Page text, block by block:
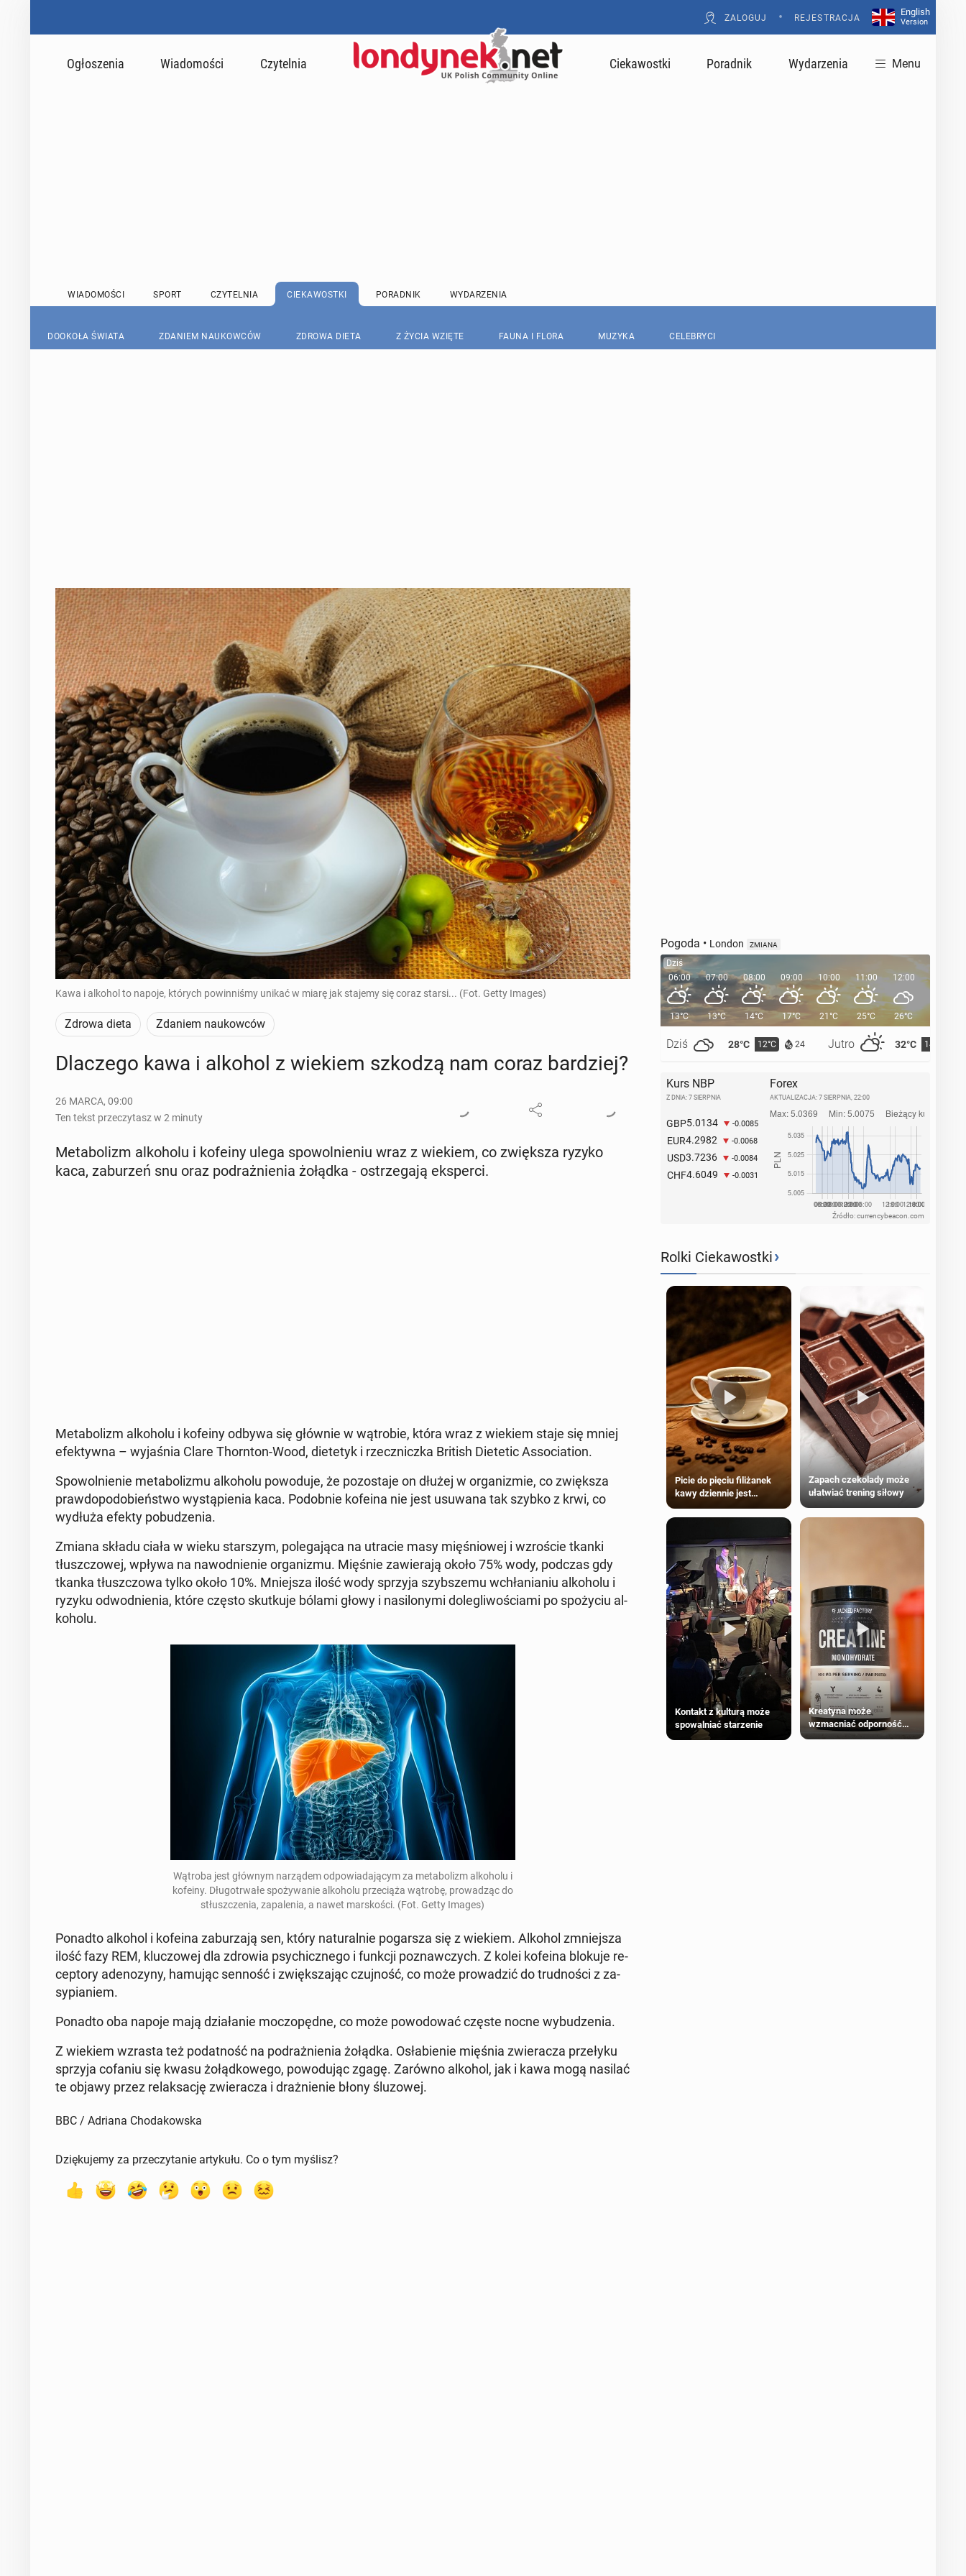
ZALOGUJ • REJESTRACJA
English
Version
Ogłoszenia Wiadomości Czytelnia Ciekawostki Poradnik Wydarzenia Menu
WIADOMOŚCI SPORT CZYTELNIA CIEKAWOSTKI PORADNIK WYDARZENIA
DOOKOŁA ŚWIATA ZDANIEM NAUKOWCÓW ZDROWA DIETA Z ŻYCIA WZIĘTE FAUNA I FLORA MUZYKA CELEBRYCI
Kawa i alkohol to napoje, których powinniśmy unikać w miarę jak stajemy się coraz starsi... (Fot. Getty Images)
Zdrowa dieta Zdaniem naukowców
Dla­cze­go kawa i alkohol z wiekiem szkodzą nam coraz bar­dziej?
26 MARCA, 09:00
Ten tekst przeczytasz w 2 minuty
Me­ta­bo­lizm al­ko­ho­lu i kofeiny ulega spo­wol­nie­niu wraz z wiekiem, co zwięk­sza ryzyko
kaca, za­bu­rzeń snu oraz po­draż­nie­nia żołądka - ostrze­ga­ją eks­per­ci.
Me­ta­bo­lizm al­ko­ho­lu i kofeiny odbywa się głównie w wą­tro­bie, która wraz z wiekiem staje się mniej
efek­tyw­na – wy­ja­śnia Clare Thorn­ton-Wood, die­te­tyk i rzecz­nicz­ka British Die­te­tic As­so­cia­tion.
Spo­wol­nie­nie me­ta­bo­li­zmu al­ko­ho­lu po­wo­du­je, że po­zo­sta­je on dłużej w or­ga­ni­zmie, co zwięk­sza
praw­do­po­do­bień­stwo wy­stą­pie­nia kaca. Po­dob­nie kofeina nie jest usuwana tak szybko z krwi, co
wydłuża efekty po­bu­dze­nia.
Zmiana składu ciała w wieku star­szym, po­le­ga­ją­ca na utracie masy mię­śnio­wej i wzro­ście tkanki
tłusz­czo­wej, wpływa na na­wod­nie­nie or­ga­ni­zmu. Mięśnie za­wie­ra­ją około 75% wody, podczas gdy
tkanka tłusz­czo­wa tylko około 10%. Mniej­sza ilość wody sprzyja szyb­sze­mu wchła­nia­niu al­ko­ho­lu i
ryzyku od­wod­nie­nia, które często skut­ku­je bólami głowy i na­si­lo­ny­mi do­le­gli­wo­ścia­mi po spo­ży­ciu al­
ko­ho­lu.
Wątroba jest głównym na­rzą­dem od­po­wia­da­ją­cym za me­ta­bo­lizm al­ko­ho­lu i
kofeiny. Dłu­go­trwa­łe spo­ży­wa­nie al­ko­ho­lu prze­cią­ża wątrobę, pro­wa­dząc do
stłusz­cze­nia, za­pa­le­nia, a nawet mar­sko­ści. (Fot. Getty Images)
Ponadto alkohol i kofeina za­bu­rza­ją sen, który na­tu­ral­nie po­gar­sza się z wiekiem. Alkohol zmniej­sza
ilość fazy REM, klu­czo­wej dla zdrowia psy­chicz­ne­go i funkcji po­znaw­czych. Z kolei kofeina blokuje re­
cep­to­ry ade­no­zy­ny, hamując senność i zwięk­sza­jąc czuj­ność, co może pro­wa­dzić do trud­no­ści z za­
sy­pia­niem.
Ponadto oba napoje mają dzia­ła­nie mo­czo­pęd­ne, co może po­wo­do­wać częste nocne wy­bu­dze­nia.
Z wiekiem wzrasta też po­dat­ność na po­draż­nie­nia żołądka. Osła­bie­nie mięśnia zwie­ra­cza prze­ły­ku
sprzyja cofaniu się kwasu żo­łąd­ko­we­go, po­wo­du­jąc zgagę. Zarówno alkohol, jak i kawa mogą nasilać
te objawy przez re­lak­sa­cję zwie­ra­cza i draż­nie­nie błony ślu­zo­wej.
BBC / Adriana Chodakowska
Dziękujemy za przeczytanie artykułu. Co o tym myślisz?
Pogoda • London ZMIANA
Dziś
06:00
13°C
Dziś 28°C 12°C 24 Jutro 32°C 14°C
07:00
13°C
08:00
14°C
09:00
17°C
10:00
21°C
11:00
25°C
12:00
26°C
13:00
Kurs NBP
Z DNIA: 7 SIERPNIA
GBP5.0134 -0.0085
EUR4.2982 -0.0068
USD3.7236 -0.0084
CHF4.6049 -0.0031
Forex
AKTUALIZACJA: 7 SIERPNIA, 22:00
Źródło: currencybeacon.com
Rolki Ciekawostki›
Picie do pięciu filiżanek
kawy dziennie jest
większości dorosłych
Zapach czekolady może
ułatwiać trening siłowy
Kontakt z kulturą może
spowalniać starzenie
Kreatyna może
wzmacniać odporność
przeciw nowotworom